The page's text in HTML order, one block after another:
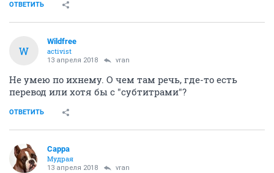
ОТВЕТИТЬ
W
Wildfree
activist
13 апреля 2018 vran
Не умею по ихнему. О чем там речь, где-то есть
перевод или хотя бы с "субтитрами"?
ОТВЕТИТЬ
Сарра
Мудрая
13 апреля 2018 vran